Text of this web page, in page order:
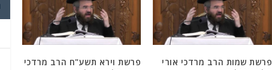
פרשת שמות הרב מרדכי אורי
פרשת וירא תשע"ח הרב מרדכי